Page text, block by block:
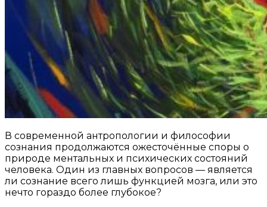
В современной антропологии и философии
сознания продолжаются ожесточённые споры о
природе ментальных и психических состояний
человека. Один из главных вопросов — является
ли сознание всего лишь функцией мозга, или это
нечто гораздо более глубокое?